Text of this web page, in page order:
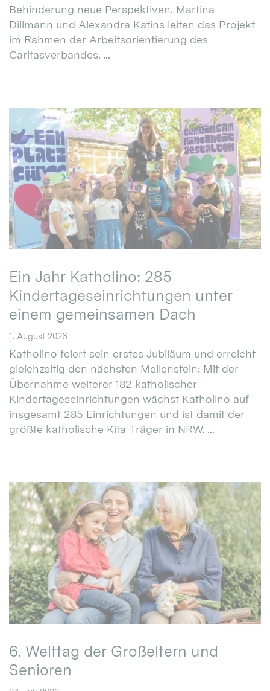
Behinderung neue Perspektiven. Martina
Dillmann und Alexandra Katins leiten das Projekt
im Rahmen der Arbeitsorientierung des
Caritasverbandes. ...
Ein Jahr Katholino: 285
Kindertageseinrichtungen unter
einem gemeinsamen Dach
1. August 2026
Katholino feiert sein erstes Jubiläum und erreicht
gleichzeitig den nächsten Meilenstein: Mit der
Übernahme weiterer 182 katholischer
Kindertageseinrichtungen wächst Katholino auf
insgesamt 285 Einrichtungen und ist damit der
größte katholische Kita-Träger in NRW. ...
6. Welttag der Großeltern und
Senioren